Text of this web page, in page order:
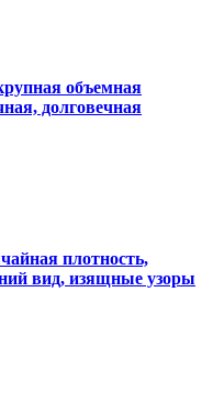
объемная
долговечная
плотность,
вид, изящные узоры